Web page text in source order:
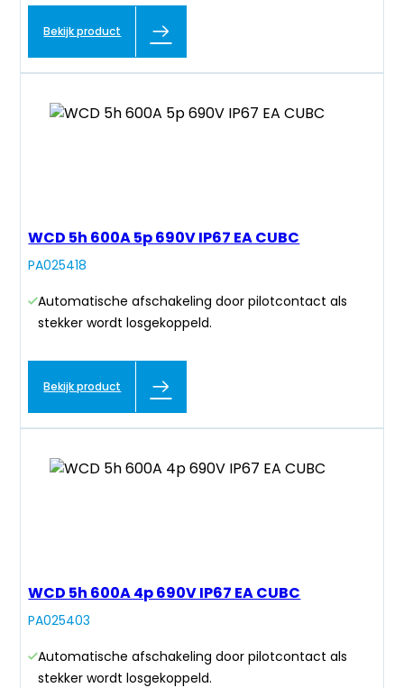
Bekijk product
WCD 5h 600A 5p 690V IP67 EA CUBC
PA025418
Automatische afschakeling door pilotcontact als
stekker wordt losgekoppeld.
Bekijk product
WCD 5h 600A 4p 690V IP67 EA CUBC
PA025403
Automatische afschakeling door pilotcontact als
stekker wordt losgekoppeld.